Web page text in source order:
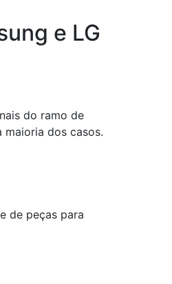
e LG
do ramo de
maioria dos casos.
de peças para